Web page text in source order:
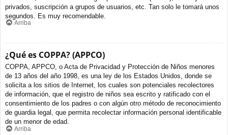
privados, suscripción a grupos de usuarios, etc. Tan solo le tomará unos
segundos. Es muy recomendable.
Arriba
¿Qué es COPPA? (APPCO)
COPPA, APPCO, o Acta de Privacidad y Protección de Niños menores
de 13 años del año 1998, es una ley de los Estados Unidos, donde se
solicita a los sitios de Internet, los cuales son potenciales recolectores
de información, que el registro de niños sea escrito y ratificado con el
consentimiento de los padres o con algún otro método de reconocimiento
de guardia legal, que permita recolectar información personal identificable
de un menor de edad.
Arriba